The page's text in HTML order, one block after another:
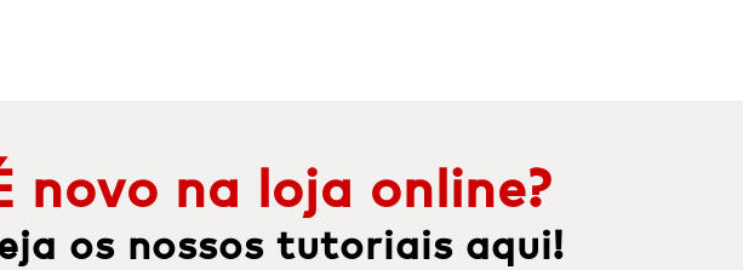
novo na loja online?
os nossos tutoriais aqui!